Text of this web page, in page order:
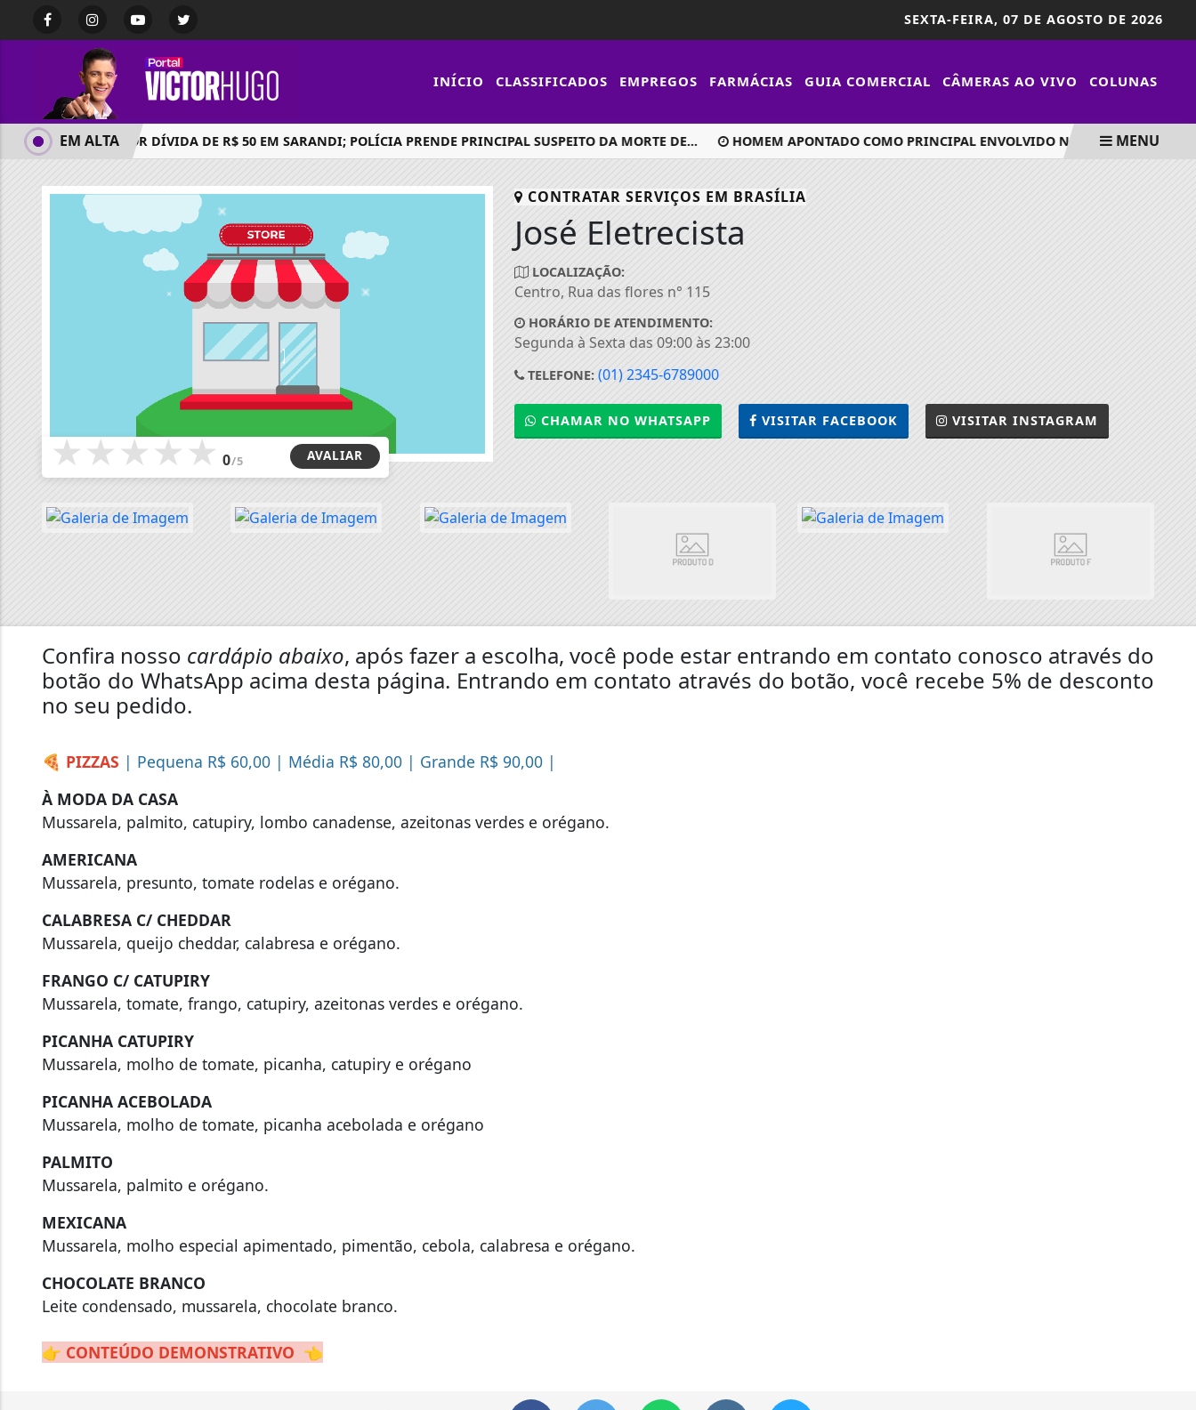
SEXTA-FEIRA, 07 DE AGOSTO DE 2026
INÍCIO CLASSIFICADOS EMPREGOS FARMÁCIAS GUIA COMERCIAL CÂMERAS AO VIVO COLUNAS
CRIME POR DÍVIDA DE R$ 50 EM SARANDI; POLÍCIA PRENDE PRINCIPAL SUSPEITO DA MORTE DE... HOMEM APONTADO COMO PRINCIPAL ENVOLVIDO NO
EM ALTA MENU
★ ★ ★ ★ ★ 0/5 AVALIAR
CONTRATAR SERVIÇOS EM BRASÍLIA
José Eletrecista
LOCALIZAÇÃO:
Centro, Rua das flores n° 115
HORÁRIO DE ATENDIMENTO:
Segunda à Sexta das 09:00 às 23:00
TELEFONE: (01) 2345-6789000
CHAMAR NO WHATSAPP VISITAR FACEBOOK VISITAR INSTAGRAM
Confira nosso cardápio abaixo, após fazer a escolha, você pode estar entrando em contato conosco através do
botão do WhatsApp acima desta página. Entrando em contato através do botão, você recebe 5% de desconto
no seu pedido.
🍕 PIZZAS | Pequena R$ 60,00 | Média R$ 80,00 | Grande R$ 90,00 |
À MODA DA CASA
Mussarela, palmito, catupiry, lombo canadense, azeitonas verdes e orégano.
AMERICANA
Mussarela, presunto, tomate rodelas e orégano.
CALABRESA C/ CHEDDAR
Mussarela, queijo cheddar, calabresa e orégano.
FRANGO C/ CATUPIRY
Mussarela, tomate, frango, catupiry, azeitonas verdes e orégano.
PICANHA CATUPIRY
Mussarela, molho de tomate, picanha, catupiry e orégano
PICANHA ACEBOLADA
Mussarela, molho de tomate, picanha acebolada e orégano
PALMITO
Mussarela, palmito e orégano.
MEXICANA
Mussarela, molho especial apimentado, pimentão, cebola, calabresa e orégano.
CHOCOLATE BRANCO
Leite condensado, mussarela, chocolate branco.
👉 CONTEÚDO DEMONSTRATIVO 👈